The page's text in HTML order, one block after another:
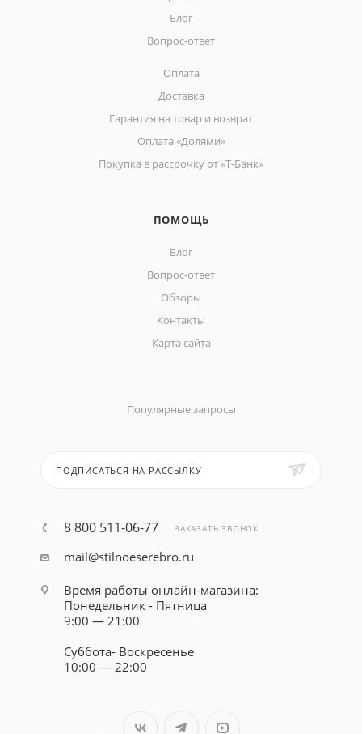
Блог
Вопрос-ответ
Оплата
Доставка
Гарантия на товар и возврат
Оплата «Долями»
Покупка в рассрочку от «Т-Банк»
ПОМОЩЬ
Блог
Вопрос-ответ
Обзоры
Контакты
Карта сайта
Популярные запросы
ПОДПИСАТЬСЯ НА РАССЫЛКУ
8 800 511-06-77 ЗАКАЗАТЬ ЗВОНОК
mail@stilnoeserebro.ru
Время работы онлайн-магазина:
Понедельник - Пятница
9:00 — 21:00
Суббота- Воскресенье
10:00 — 22:00